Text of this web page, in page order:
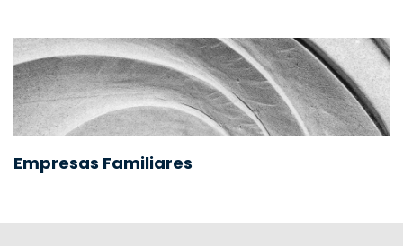
Empresas Familiares